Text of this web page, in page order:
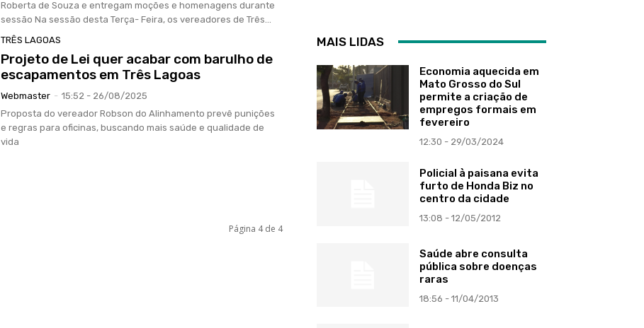
Roberta de Souza e entregam moções e homenagens durante
sessão Na sessão desta Terça- Feira, os vereadores de Três...
TRÊS LAGOAS
Projeto de Lei quer acabar com barulho de
escapamentos em Três Lagoas
Webmaster - 15:52 - 26/08/2025
Proposta do vereador Robson do Alinhamento prevê punições
e regras para oficinas, buscando mais saúde e qualidade de
vida
Página 4 de 4
MAIS LIDAS
Economia aquecida em
Mato Grosso do Sul
permite a criação de
empregos formais em
fevereiro
12:30 - 29/03/2024
Policial à paisana evita
furto de Honda Biz no
centro da cidade
13:08 - 12/05/2012
Saúde abre consulta
pública sobre doenças
raras
18:56 - 11/04/2013